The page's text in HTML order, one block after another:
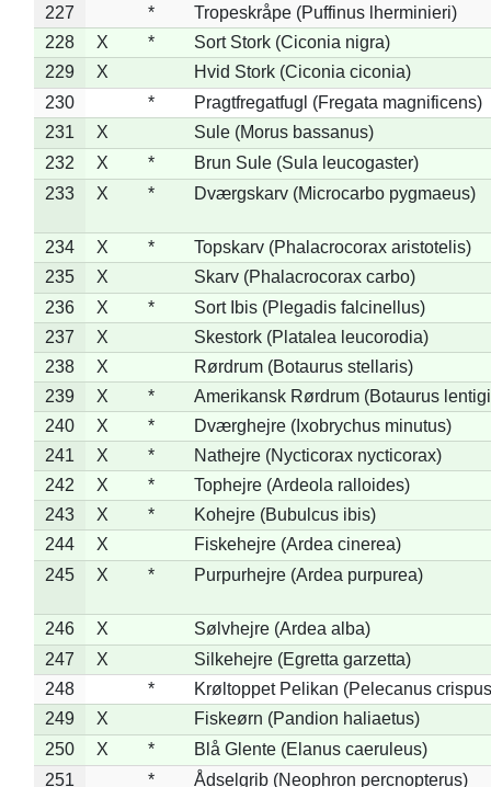
227 *
Tropeskråpe (Puffinus lherminieri)
228
X *
Sort Stork (Ciconia nigra)
229
X
Hvid Stork (Ciconia ciconia)
230
*
Pragtfregatfugl (Fregata magnificens)
231
X
Sule (Morus bassanus)
232
X *
Brun Sule (Sula leucogaster)
233
X * Dværgskarv (Microcarbo pygmaeus)
234 X *
Topskarv (Phalacrocorax aristotelis)
235
X
Skarv (Phalacrocorax carbo)
236
X *
Sort Ibis (Plegadis falcinellus)
237
X
Skestork (Platalea leucorodia)
238
X
Rørdrum (Botaurus stellaris)
239
X *
Amerikansk Rørdrum (Botaurus
240
X *
Dværghejre (Ixobrychus minutus)
241
X *
Nathejre (Nycticorax nycticorax)
242
X *
Tophejre (Ardeola ralloides)
243
X *
Kohejre (Bubulcus ibis)
244
X
Fiskehejre (Ardea cinerea)
245
X * Purpurhejre (Ardea purpurea)
246 X
Sølvhejre (Ardea alba)
247
X
Silkehejre (Egretta garzetta)
248
*
Krøltoppet Pelikan (Pelecanus
249
X
Fiskeørn (Pandion haliaetus)
250
X *
Blå Glente (Elanus caeruleus)
251
*
Ådselgrib (Neophron percnopterus)